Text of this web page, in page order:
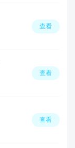
查看
查看
查看